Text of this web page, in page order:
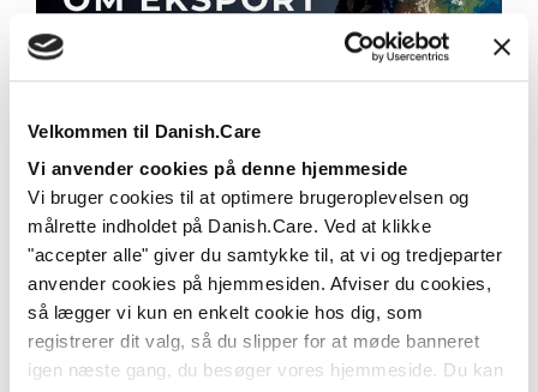
Velkommen til Danish.Care
Vi anvender cookies på denne hjemmeside
Vi bruger cookies til at optimere brugeroplevelsen og
målrette indholdet på Danish.Care. Ved at klikke
"accepter alle" giver du samtykke til, at vi og tredjeparter
anvender cookies på hjemmesiden. Afviser du cookies,
så lægger vi kun en enkelt cookie hos dig, som
registrerer dit valg, så du slipper for at møde banneret
igen næste gang, du besøger vores hjemmeside. Du kan
Branchedag om eksport - dyk ned i
programmet og tilmeld dig nu
Branchedag om eksport med fokus på Canada,
Storbritannien, Frankrig, Norge, Italien - og Kenya –
den...
Læs mere